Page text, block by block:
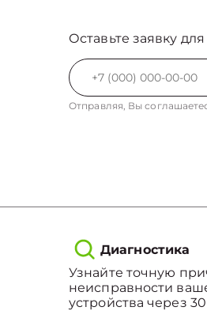
Оставьте заявку
Отправляя, Вы
Диагностика
Узнайте точную
неисправности
устройства через